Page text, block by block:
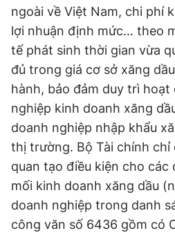
ngoài về Việt Nam, chi phí
lợi nhuận định mức… theo
tế phát sinh thời gian vừa
đủ trong giá cơ sở xăng
hành, bảo đảm duy trì
nghiệp kinh doanh xăng
doanh nghiệp nhập khẩu
thị trường. Bộ Tài chính chỉ
quan tạo điều kiện cho các
mối kinh doanh xăng dầu
doanh nghiệp trong danh
công văn số 6436 gồm có